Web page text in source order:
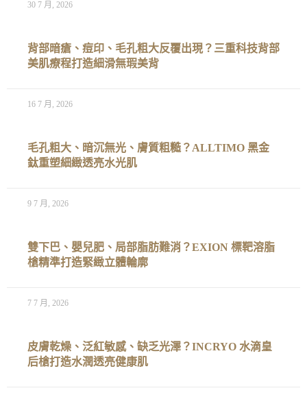
30 7 月, 2026
背部暗瘡、痘印、毛孔粗大反覆出現？三重科技背部
美肌療程打造細滑無瑕美背
16 7 月, 2026
毛孔粗大、暗沉無光、膚質粗糙？ALLTIMO 黑金
鈦重塑細緻透亮水光肌
9 7 月, 2026
雙下巴、嬰兒肥、局部脂肪難消？EXION 標靶溶脂
槍精準打造緊緻立體輪廓
7 7 月, 2026
皮膚乾燥、泛紅敏感、缺乏光澤？INCRYO 水滴皇
后槍打造水潤透亮健康肌